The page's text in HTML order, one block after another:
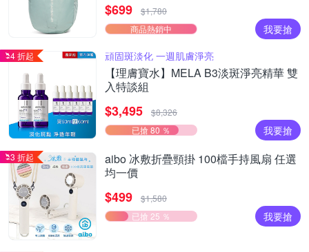
$699
$1,780
商品熱銷中
我要搶
4 折起 頑固斑淡化 一週肌膚淨亮
【理膚寶水】MELA B3淡斑淨亮精華 雙
入特談組
$3,495
$8,326
已搶 80 ％
我要搶
3 折起
aibo 冰敷折疊頸掛 100檔手持風扇 任選
均一價
$499
$1,580
已搶 25 ％
我要搶